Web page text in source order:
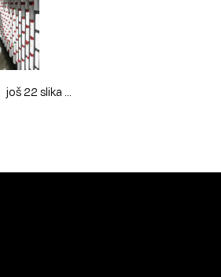
još 22 slika ...